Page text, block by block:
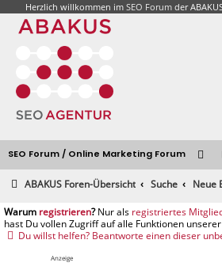
Herzlich willkommen im SEO Forumder
SEO Forum / Online Marketing Forum
ABAKUS Foren-Übersicht Suche Neue
registrieren
registriertes
Du willst helfen? Beantworte einen dieser
Anzeige